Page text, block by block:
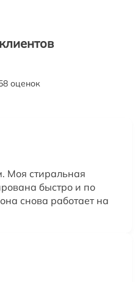
оценок
Моя стиральная
быстро и по
снова работает на